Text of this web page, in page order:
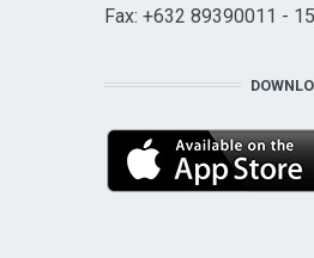
Fax: +632 89390011 - 15